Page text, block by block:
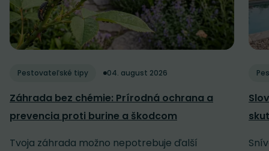
Pestovateľské tipy 04. august 2026
Záhrada bez chémie: Prírodná ochrana a
prevencia proti burine a škodcom
Tvoja záhrada možno nepotrebuje ďalší